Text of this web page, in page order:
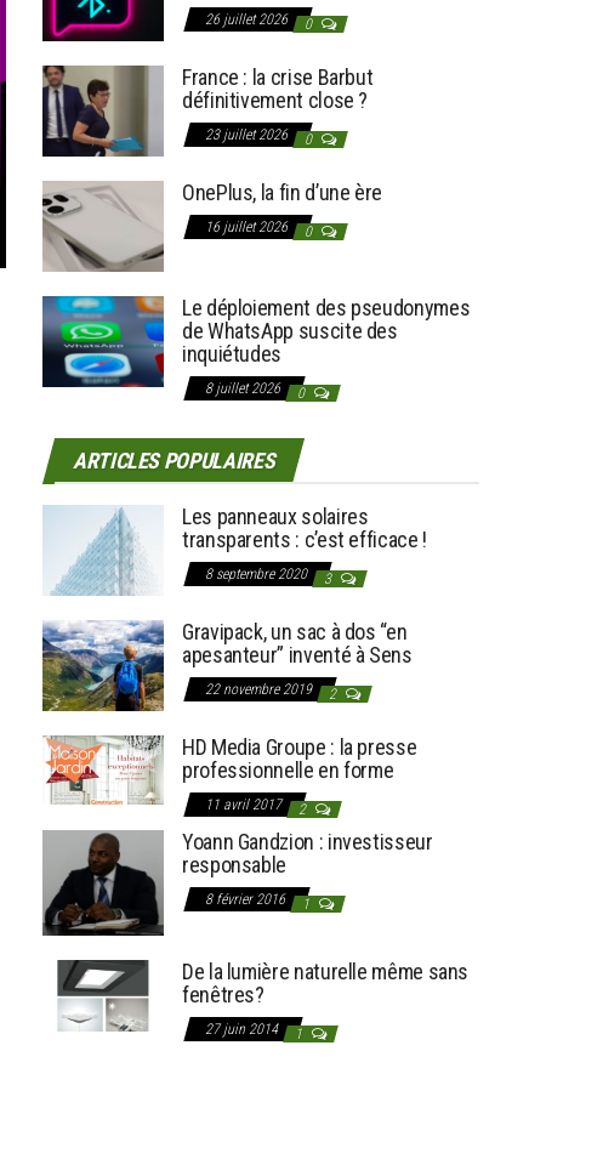
26 juillet 2026 0
France : la crise Barbut
définitivement close ?
23 juillet 2026 0
OnePlus, la fin d’une ère
16 juillet 2026 0
Le déploiement des pseudonymes
de WhatsApp suscite des
inquiétudes
8 juillet 2026 0
ARTICLES POPULAIRES
Les panneaux solaires
transparents : c’est efficace !
8 septembre 2020 3
Gravipack, un sac à dos “en
apesanteur” inventé à Sens
22 novembre 2019 2
HD Media Groupe : la presse
professionnelle en forme
11 avril 2017 2
Yoann Gandzion : investisseur
responsable
8 février 2016 1
De la lumière naturelle même sans
fenêtres?
27 juin 2014 1